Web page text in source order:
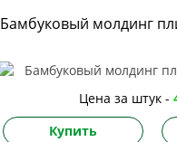
Бамбуковый молдинг
Цена за штук -
Купить